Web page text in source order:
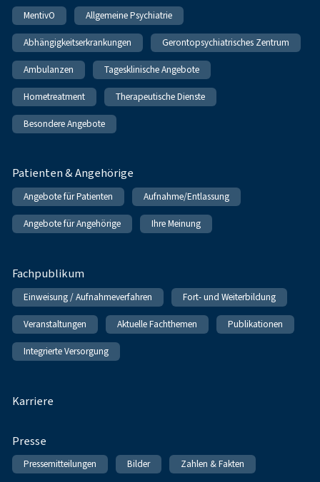
MentivO Allgemeine Psychiatrie
Abhängigkeitserkrankungen Gerontopsychiatrisches Zentrum
Ambulanzen Tagesklinische Angebote
Hometreatment Therapeutische Dienste
Besondere Angebote
Patienten & Angehörige
Angebote für Patienten Aufnahme/Entlassung
Angebote für Angehörige Ihre Meinung
Fachpublikum
Einweisung / Aufnahmeverfahren Fort- und Weiterbildung
Veranstaltungen Aktuelle Fachthemen Publikationen
Integrierte Versorgung
Karriere
Presse
Pressemitteilungen Bilder Zahlen & Fakten